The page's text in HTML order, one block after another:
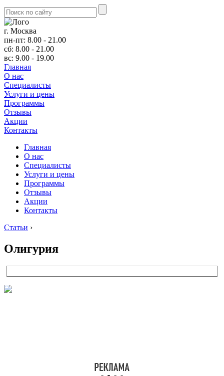
г. Москва
пн-пт: 8.00 - 21.00
сб: 8.00 - 21.00
вс: 9.00 - 19.00
Главная
О нас
Cпециалисты
Услуги и цены
Программы
Отзывы
Акции
Контакты
Главная
О нас
Cпециалисты
Услуги и цены
Программы
Отзывы
Акции
Контакты
Статьи ›
Олигурия